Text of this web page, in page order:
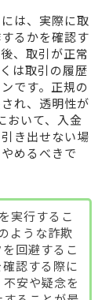
は、実際に取
るかを確認す
、取引が正常
は取引の履歴
です。正規の
れ、透明性が
おいて、入金
き出せない場
めるべきで
実行するこ
ような詐欺
回避するこ
認する際に
安や疑念を